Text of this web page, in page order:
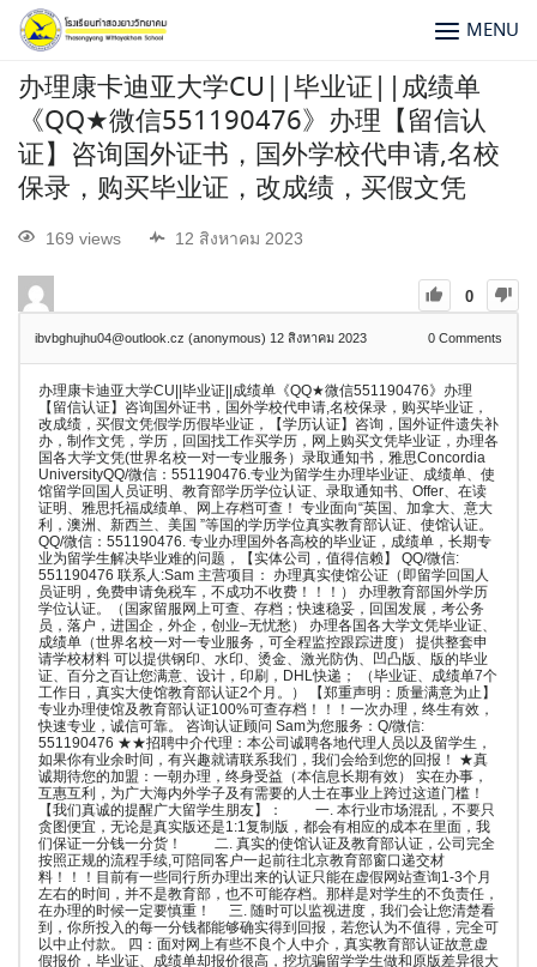
MENU
办理康卡迪亚大学CU||毕业证||成绩单
《QQ★微信551190476》办理【留信认
证】咨询国外证书，国外学校代申请,名校
保录，购买毕业证，改成绩，买假文凭
169 views 12 สิงหาคม 2023
0
ibvbghujhu04@outlook.cz (anonymous) 12 สิงหาคม 2023 0 Comments
办理康卡迪亚大学CU||毕业证||成绩单《QQ★微信551190476》办理
【留信认证】咨询国外证书，国外学校代申请,名校保录，购买毕业证，
改成绩，买假文凭假学历假毕业证，【学历认证】咨询，国外证件遗失补
办，制作文凭，学历，回国找工作买学历，网上购买文凭毕业证，办理各
国各大学文凭(世界名校一对一专业服务）录取通知书，雅思Concordia
UniversityQQ/微信：551190476.专业为留学生办理毕业证、成绩单、使
馆留学回国人员证明、教育部学历学位认证、录取通知书、Offer、在读
证明、雅思托福成绩单、网上存档可查！ 专业面向“英国、加拿大、意大
利，澳洲、新西兰、美国 ”等国的学历学位真实教育部认证、使馆认证。
QQ/微信：551190476. 专业办理国外各高校的毕业证，成绩单，长期专
业为留学生解决毕业难的问题，【实体公司，值得信赖】 QQ/微信:
551190476 联系人:Sam 主营项目： 办理真实使馆公证（即留学回国人
员证明，免费申请免税车，不成功不收费！！！） 办理教育部国外学历
学位认证。（国家留服网上可查、存档；快速稳妥，回国发展，考公务
员，落户，进国企，外企，创业–无忧愁） 办理各国各大学文凭毕业证、
成绩单（世界名校一对一专业服务，可全程监控跟踪进度） 提供整套申
请学校材料 可以提供钢印、水印、烫金、激光防伪、凹凸版、版的毕业
证、百分之百让您满意、设计，印刷，DHL快递； （毕业证、成绩单7个
工作日，真实大使馆教育部认证2个月。） 【郑重声明：质量满意为止】
专业办理使馆及教育部认证100%可查存档！！！一次办理，终生有效，
快速专业，诚信可靠。 咨询认证顾问 Sam为您服务：Q/微信:
551190476 ★★招聘中介代理：本公司诚聘各地代理人员以及留学生，
如果你有业余时间，有兴趣就请联系我们，我们会给到您的回报！ ★真
诚期待您的加盟：一朝办理，终身受益（本信息长期有效） 实在办事，
互惠互利，为广大海内外学子及有需要的人士在事业上跨过这道门槛！
【我们真诚的提醒广大留学生朋友】： 一. 本行业市场混乱，不要只
贪图便宜，无论是真实版还是1:1复制版，都会有相应的成本在里面，我
们保证一分钱一分货！ 二. 真实的使馆认证及教育部认证，公司完全
按照正规的流程手续,可陪同客户一起前往北京教育部窗口递交材
料！！！目前有一些同行所办理出来的认证只能在虚假网站查询1-3个月
左右的时间，并不是教育部，也不可能存档。那样是对学生的不负责任，
在办理的时候一定要慎重！ 三. 随时可以监视进度，我们会让您清楚看
到，你所投入的每一分钱都能够确实得到回报，若您认为不值得，完全可
以中止付款。 四：面对网上有些不良个人中介，真实教育部认证故意虚
假报价，毕业证、成绩单却报价很高，挖坑骗留学学生做和原版差异很大